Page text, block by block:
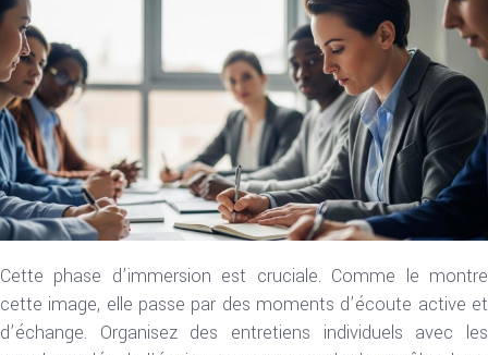
Cette phase d’immersion est cruciale. Comme le montre
cette image, elle passe par des moments d’écoute active et
d’échange. Organisez des entretiens individuels avec les